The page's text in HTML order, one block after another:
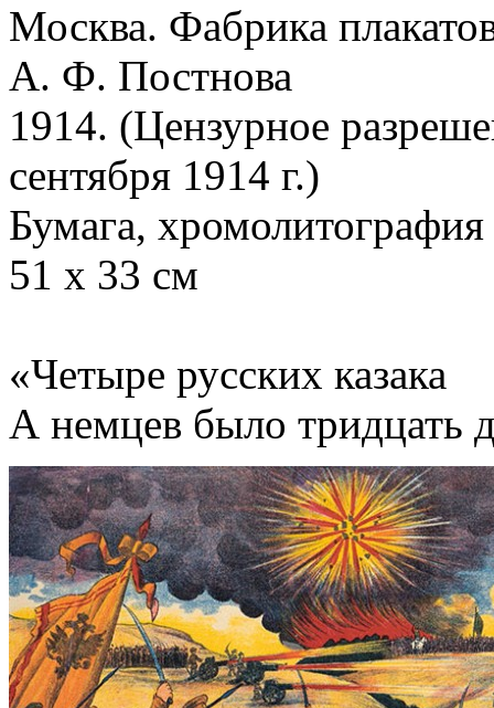
Москва. Фабрика
А. Ф. Постнова
1914. (Цензурное
сентября 1914 г.)
Бумага, хромолитография
51 х 33 см
«Четыре русских казака
А немцев было тридцать